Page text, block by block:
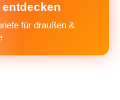
entdecken
für draußen &